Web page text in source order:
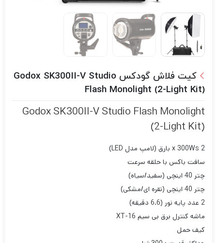
کیت فلاش گودکس Godox SK300II-V Studio
Flash Monolight (2-Light Kit)
Godox SK300II-V Studio Flash Monolight
(2-Light Kit)
2 x 300Ws بارق (لامپ مدل LED)
سافت باکس با حلقه سرعت
چتر 40 اینچی (سفید/سیاه)
چتر 40 اینچی (نقره ای/مشکی)
2 عدد پایه نور (6.6 دقیقه)
ماشه کنترل برق بی سیم XT-16
کیف حمل